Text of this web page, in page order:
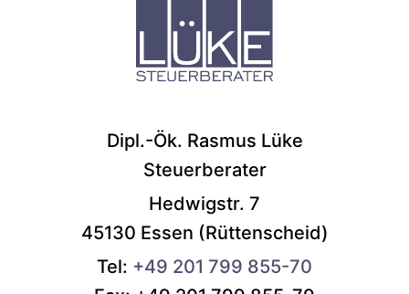
Dipl.-Ök. Rasmus Lüke
Steuerberater
Hedwigstr. 7
45130 Essen (Rüttenscheid)
Tel: +49 201 799 855-70